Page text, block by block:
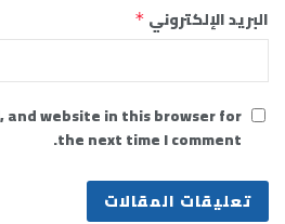
البريد الإلكتروني *
and website in this browser for
the next time I comment.